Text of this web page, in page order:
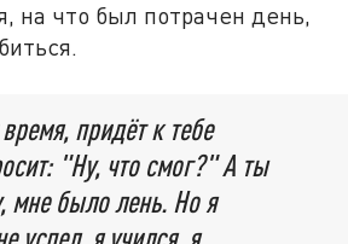
на что был потрачен день,
придёт к тебе
"Ну, что смог?" А ты
было лень. Но я